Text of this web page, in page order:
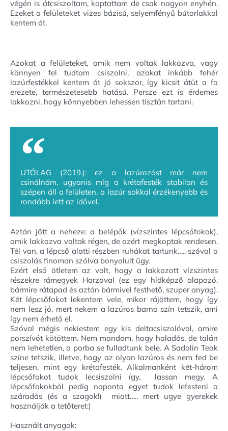
végén is átcsiszoltam, koptattam de csak nagyon enyhén.
Ezeket a felületeket vizes bázisú, selyemfényű bútorlakkal
kentem át.
Azokat a felületeket, amik nem voltak lakkozva, vagy
könnyen fel tudtam csiszolni, azokat inkább fehér
lazúrfestékkel kentem át jó sokszor, így kicsit átüt a fa
erezete, természetesebb hatású. Persze ezt is érdemes
lakkozni, hogy könnyebben lehessen tisztán tartani.
UTÓLAG (2019.): ez a lazúrozást már nem
csinálnám, ugyanis míg a krétafesték stabilan és
szépen áll a felületen, a lazúr sokkal érzékenyebb és
rondább lett az idővel.
Aztán jött a neheze: a belépők (vízszintes lépcsőfokok),
amik lakkozva voltak régen, de azért megkoptak rendesen.
Tél van, a lépcső alatti részben ruhákat tartunk….. szóval a
csiszolás finoman szólva bonyolult ügy.
Ezért első ötletem az volt, hogy a lakkozott vízszintes
részekre rámegyek Harzoval (ez egy hídképző alapozó,
bármire rátapad és aztán bármivel festhető, szuper anyag).
Két lépcsőfokot lekentem vele, mikor rájöttem, hogy így
nem lesz jó, mert nekem a lazúros barna szín tetszik, ami
így nem érhető el.
Szóval mégis nekiestem egy kis deltacsiszolóval, amire
porszívót kötöttem. Nem mondom, hogy haladós, de talán
nem lehetetlen, a porba se fulladtunk bele. A Sadolin Teak
színe tetszik, illetve, hogy az olyan lazúros és nem fed be
teljesen, mint egy krétafesték. Alkalmanként két-három
lépcsőfokot tudok lecsiszolni így, lassan megy. A
lépcsőfokokból pedig naponta egyet tudok lefesteni a
száradás (és a szagok!) miatt….. mert ugye gyerekek
használják a tetőteret:)
Használt anyagok: